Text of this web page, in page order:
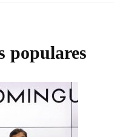
populares